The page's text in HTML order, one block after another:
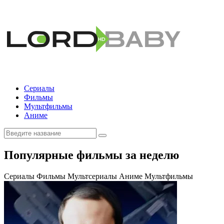
Сериалы
Фильмы
Мультфильмы
Аниме
Популярные фильмы за неделю
Сериалы Фильмы Мультсериалы Аниме Мультфильмы